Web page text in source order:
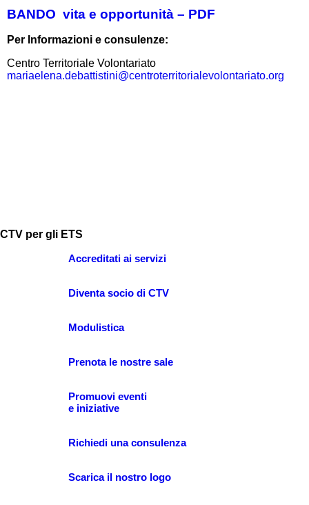
BANDO vita e opportunità – PDF
Per Informazioni e consulenze:
Centro Territoriale Volontariato
mariaelena.debattistini@centroterritorialevolontariato.org
CTV per gli ETS
Accreditati ai servizi
Diventa socio di CTV
Modulistica
Prenota le nostre sale
Promuovi eventi
e iniziative
Richiedi una consulenza
Scarica il nostro logo